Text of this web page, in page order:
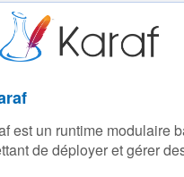
est un runtime modulaire
de déployer et gérer